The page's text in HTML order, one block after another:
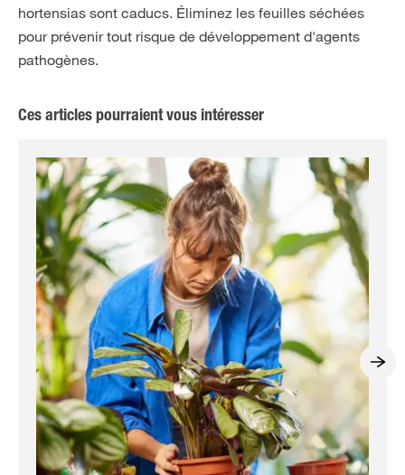
hortensias sont caducs. Éliminez les feuilles séchées
pour prévenir tout risque de développement d'agents
pathogènes.
Ces articles pourraient vous intéresser